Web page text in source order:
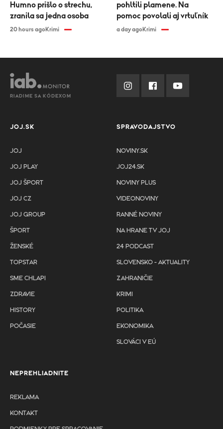
Humno prišlo o strechu,
zranila sa jedna osoba
20 hours agoKrimi
pohltili plamene. Na
pomoc povolali aj vrtuľník
a day agoKrimi
RIADIME SA KÓDEXOM
JOJ.SK
JOJ
JOJ PLAY
JOJ ŠPORT
JOJ CZ
JOJ GROUP
ŠPORT
ŽENSKÉ
TOPSTAR
SME CHLAPI
ZDRAVIE
HISTORY
POČASIE
SPRAVODAJSTVO
NOVINY.SK
JOJ24.SK
NOVINY PLUS
VIDEONOVINY
RANNÉ NOVINY
NA HRANE TV JOJ
24 PODCAST
SLOVENSKO - AKTUALITY
ZAHRANIČIE
KRIMI
POLITIKA
EKONOMIKA
SLOVÁCI V EÚ
NEPREHLIADNITE
REKLAMA
KONTAKT